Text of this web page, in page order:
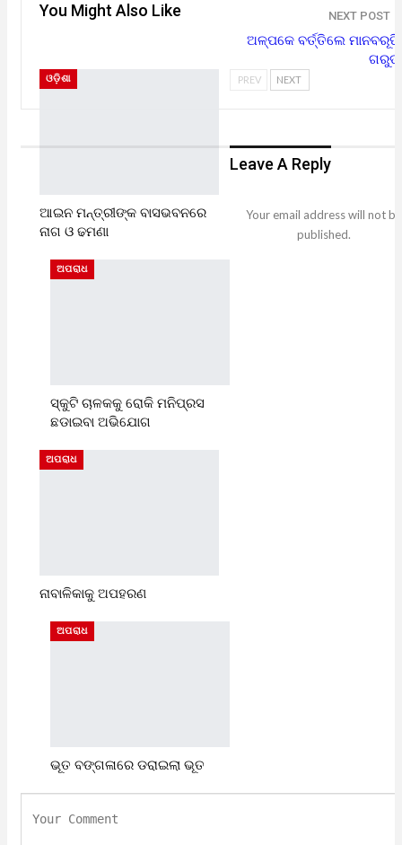
NEXT POST
ଅଳ୍ପକେ ବର୍ତ୍ତିଲେ ମାନବରୂପି
ଗରୁଡ
You Might Also Like
ଓଡ଼ିଶା
ଆଇନ ମନ୍ତ୍ରୀଙ୍କ ବାସଭବନରେ
ନାଗ ଓ ଢମଣା
ଅପରାଧ
ସ୍କୁଟି ଚାଳକକୁ ରୋକି ମନିପ୍ରସ
ଛଡାଇବା ଅଭିଯୋଗ
ଅପରାଧ
ନାବାଳିକାକୁ ଅପହରଣ
ଅପରାଧ
ଭୂତ ବଙ୍ଗଳାରେ ଡରାଇଲା ଭୂତ
PREV NEXT
Leave A Reply
Your email address will not be
published.